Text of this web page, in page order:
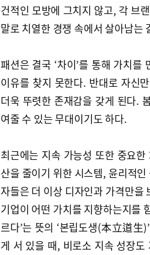
건적인 모방에 그치지 않고, 각 브
말로 치열한 경쟁 속에서 살아남는
패션은 결국 ‘차이’를 통해 가치
이유를 찾지 못한다. 반대로 자신
더욱 뚜렷한 존재감을 갖게 된다.
여줄 수 있는 무대이기도 하다.
최근에는 지속 가능성 또한 중요
산을 줄이기 위한 시스템, 윤리적
자들은 더 이상 디자인과 가격만을
기업이 어떤 가치를 지향하는지를
르다’는 뜻의 ‘본립도생(本立道生
게 서 있을 때, 비로소 지속 성장